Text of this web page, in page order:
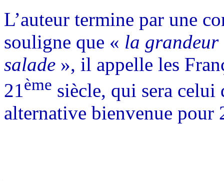
L’auteur termine par une
souligne que « la grandeur
salade », il appelle les
21ème siècle, qui sera celui
alternative bienvenue pour